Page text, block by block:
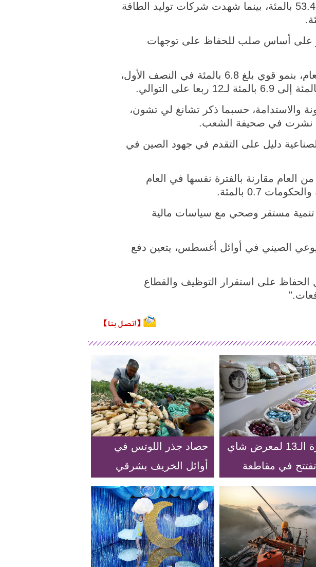
بنسبة 14.3 بالمئة، بينما شهدت صناعة التعدين ارتفاعا بمقدار 53.4 بالمئة، بينما شهدت شركات توليد الطاقة
على أساس صلب للحفاظ على توجهات
وحافظ الاقتصاد الصيني على نمو ثابت في النصف الأول من العام، بنمو قوي بلغ 6.8 بالمئة في النصف الأول،
والاستدامة، حسبما ذكر تشانغ لي تشون،
نشرت في صحيفة الشعب.
دليل على التقدم في جهود الصين في
بالمئة في الربع الأول من العام مقارنة بالفترة نفسها في العام
تنمية مستقر وصحي مع سياسات مالية
الصيني في أوائل أغسطس، يتعين دفع
على استقرار التوظيف والقطاع
الدورة الـ13 لمعرض شاي
تفتتح في مقاطعة
حصاد جذر اللوتس في
أوائل الخريف بشرقي
الصين